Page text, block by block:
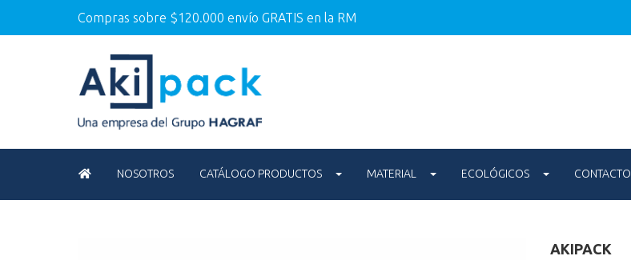
Compras sobre $120.000 envío GRATIS en la RM
NOSOTROS CATÁLOGO PRODUCTOS MATERIAL ECOLÓGICOS CONTACTO
AKIPACK